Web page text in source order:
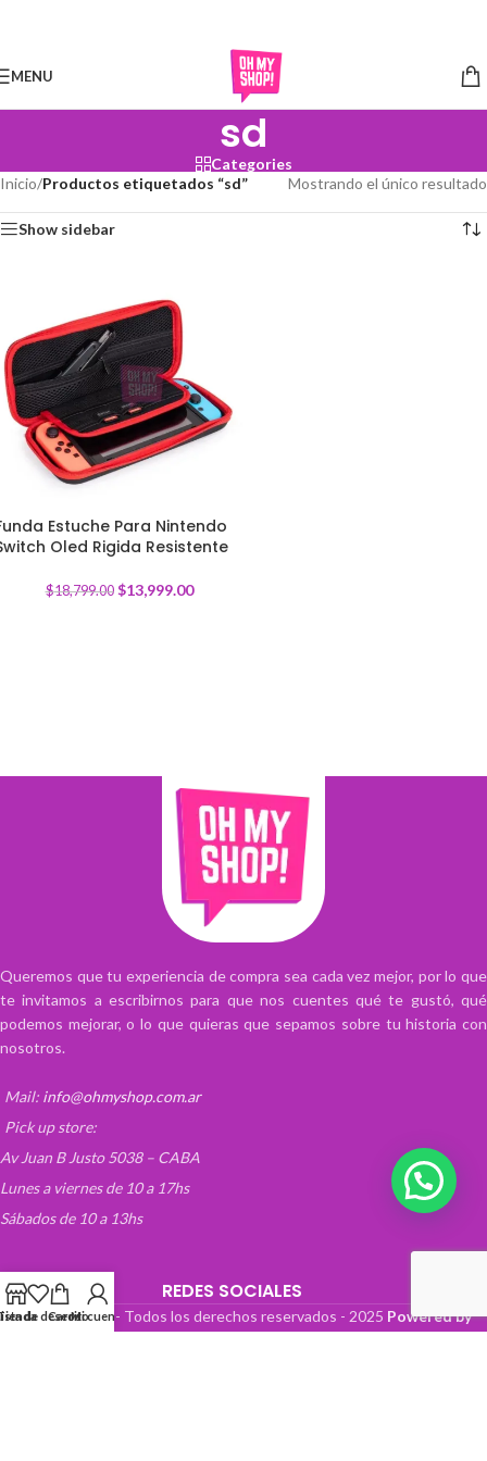
MENU
sd
Categories
Inicio/Productos etiquetados “sd” Mostrando el único resultado
Show sidebar
-26%
Estuche Para Nintendo
Oled Rigida Resistente
$18,799.00 $13,999.00
Queremos que tu experiencia de compra sea cada vez mejor, por lo que
te invitamos a escribirnos para que nos cuentes qué te gustó, qué
podemos mejorar, o lo que quieras que sepamos sobre tu historia con
nosotros.
Mail: info@ohmyshop.com.ar
Pick up store:
Av Juan B Justo 5038 – CABA
Lunes a viernes de 10 a 17hs
Sábados de 10 a 13hs
REDES SOCIALES
OhMyTienda! - Todos los derechos reservados - 2025 Powered by
de deseos
CarritoMi cuenta